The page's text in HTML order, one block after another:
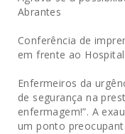
Abrantes
Conferência de
em frente ao
Enfermeiros da
de segurança na
enfermagem!”. A
um ponto